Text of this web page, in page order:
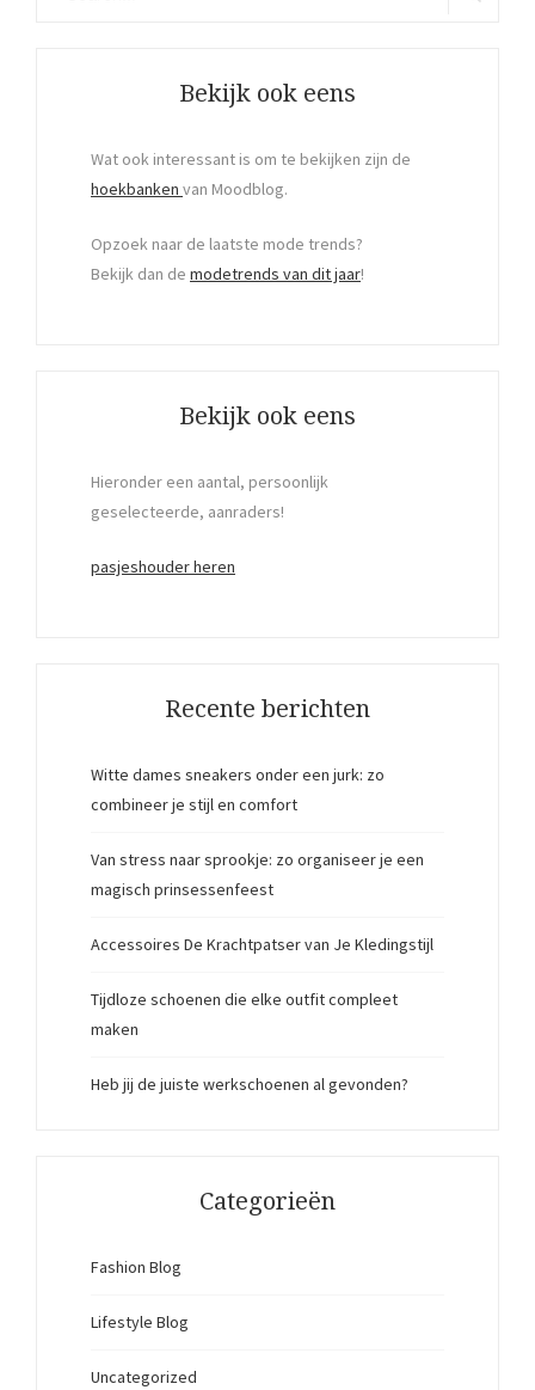
Bekijk ook eens
Wat ook interessant is om te bekijken zijn de
hoekbanken van Moodblog.
Opzoek naar de laatste mode trends?
Bekijk dan de modetrends van dit jaar!
Bekijk ook eens
Hieronder een aantal, persoonlijk
geselecteerde, aanraders!
pasjeshouder heren
Recente berichten
Witte dames sneakers onder een jurk: zo
combineer je stijl en comfort
Van stress naar sprookje: zo organiseer je een
magisch prinsessenfeest
Accessoires De Krachtpatser van Je Kledingstijl
Tijdloze schoenen die elke outfit compleet
maken
Heb jij de juiste werkschoenen al gevonden?
Categorieën
Fashion Blog
Lifestyle Blog
Uncategorized